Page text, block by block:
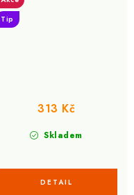
Tip
Skladem
313 Kč